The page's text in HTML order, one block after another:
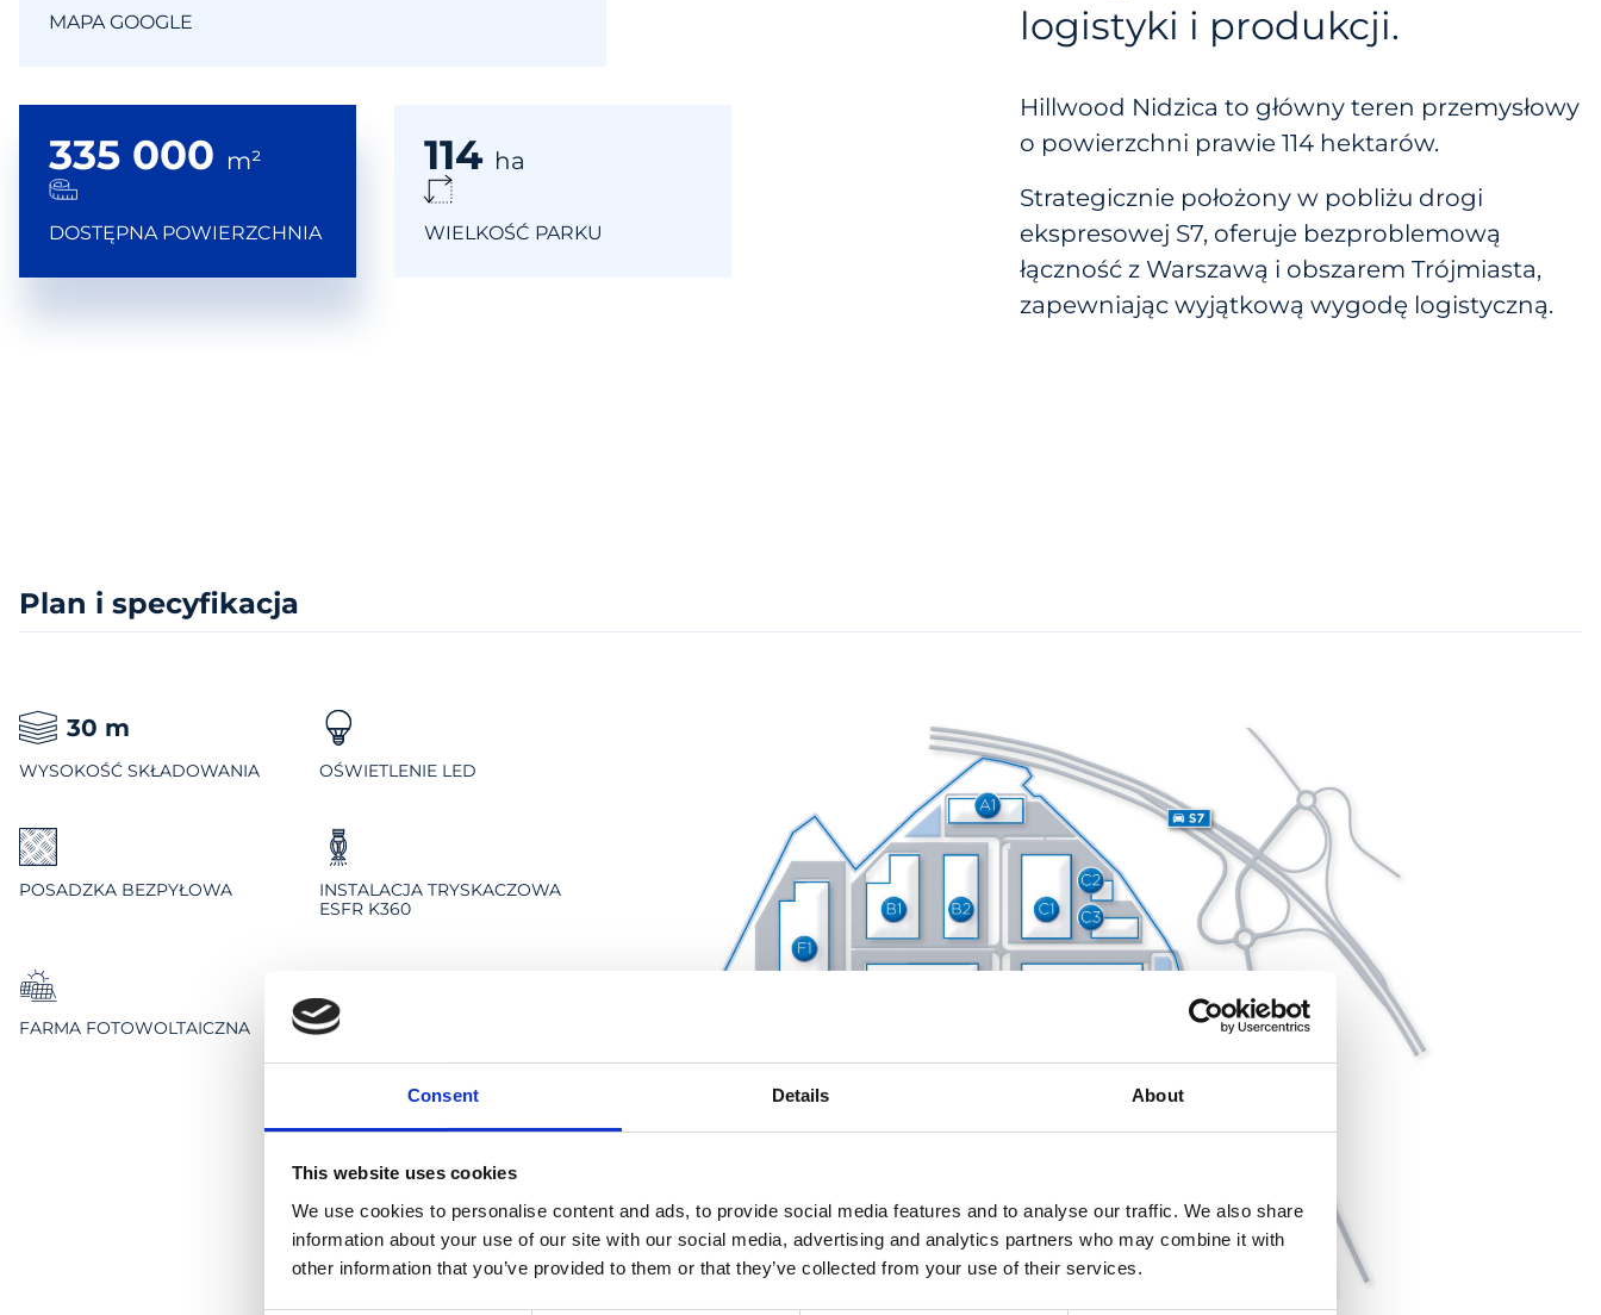
Consent Details About
This website uses cookies
We use cookies to personalise content and ads, to provide social media features and to analyse our traffic. We also share
information about your use of our site with our social media, advertising and analytics partners who may combine it with
other information that you’ve provided to them or that they’ve collected from your use of their services.
MAPA GOOGLE
335 000 m²
DOSTĘPNA POWIERZCHNIA
114 ha
WIELKOŚĆ PARKU
logistyki i produkcji.
Hillwood Nidzica to główny teren przemysłowy
o powierzchni prawie 114 hektarów.
Strategicznie położony w pobliżu drogi
ekspresowej S7, oferuje bezproblemową
łączność z Warszawą i obszarem Trójmiasta,
zapewniając wyjątkową wygodę logistyczną.
Plan i specyfikacja
30 m
WYSOKOŚĆ SKŁADOWANIA OŚWIETLENIE LED
POSADZKA BEZPYŁOWA
INSTALACJA TRYSKACZOWA
ESFR K360
FARMA FOTOWOLTAICZNA